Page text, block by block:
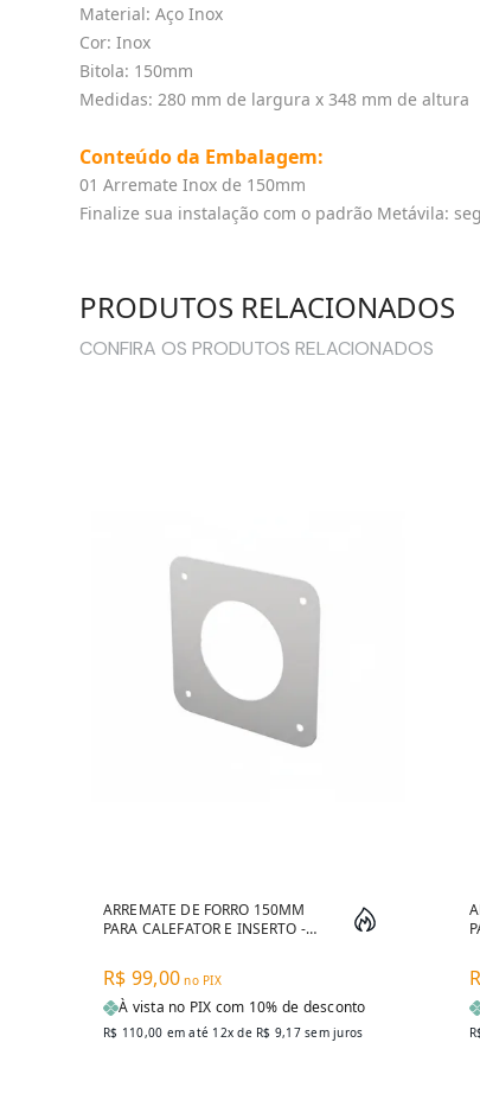
Material: Aço Inox
Cor: Inox
Bitola: 150mm
Medidas: 280 mm de largura x 348 mm de altura
Conteúdo da Embalagem:
01 Arremate Inox de 150mm
Finalize sua instalação com o padrão Metávila:
PRODUTOS RELACIONADOS
CONFIRA OS PRODUTOS RELACIONADOS
ARREMATE DE FORRO 150MM
PARA CALEFATOR E INSERTO -
R$ 99,00 no PIX
À vista no PIX com 10% de desconto
R$ 110,00 em até 12x de R$ 9,17sem juros